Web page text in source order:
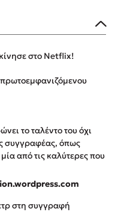
στον Άδη της
μια μέρα!
από τον Άκη
παύση σε μετωπική
και ανακάλυψε την
Καλαμπάκας
στο Netflix!
το ταλέντο του όχι
συγγραφέας, όπως
από τις καλύτερες που
στη συγγραφή